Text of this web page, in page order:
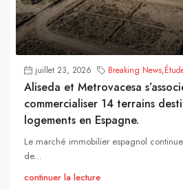
juillet 23, 2026 Breaking News,
Aliseda et Metrovacesa
commercialiser 14 terrains
logements en Espagne.
Le marché immobilier espagnol
de...
continuer la lecture